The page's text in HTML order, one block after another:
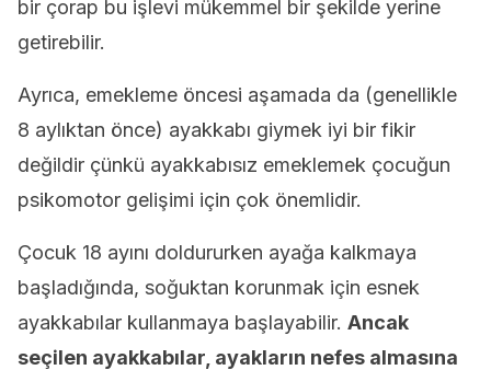
bir çorap bu işlevi mükemmel bir şekilde yerine
getirebilir.
Ayrıca, emekleme öncesi aşamada da (genellikle
8 aylıktan önce) ayakkabı giymek iyi bir fikir
değildir çünkü ayakkabısız emeklemek çocuğun
psikomotor gelişimi için çok önemlidir.
Çocuk 18 ayını doldururken ayağa kalkmaya
başladığında, soğuktan korunmak için esnek
ayakkabılar kullanmaya başlayabilir. Ancak
seçilen ayakkabılar, ayakların nefes almasına